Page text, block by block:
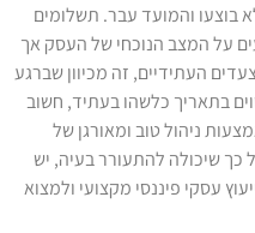
בוצעו והמועד עבר. תשלומים
על המצב הנוכחי של העסק אך
העתידיים, זה מכיוון שברגע
בתאריך כלשהו בעתיד, חשוב
ניהול טוב ומאורגן של
שיכולה להתעורר בעיה, יש
עסקי פיננסי מקצועי ולמצוא